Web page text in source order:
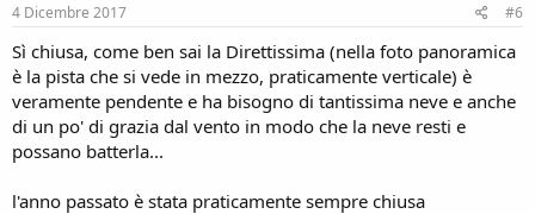
4 Dicembre 2017 #6
Sì chiusa, come ben sai la Direttissima (nella foto panoramica
è la pista che si vede in mezzo, praticamente verticale) è
veramente pendente e ha bisogno di tantissima neve e anche
di un po' di grazia dal vento in modo che la neve resti e
possano batterla...
l'anno passato è stata praticamente sempre chiusa